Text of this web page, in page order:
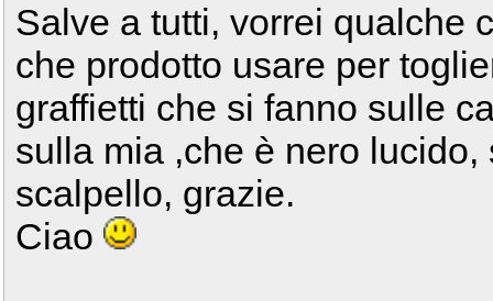
Salve a tutti, vorrei qualche
che prodotto usare per
graffietti che si fanno sulle
sulla mia ,che è nero
scalpello, grazie.
Ciao